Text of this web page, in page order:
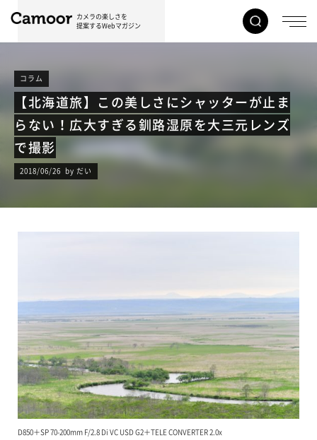
カメラの楽しさを
提案するWebマガジン
コラム
【北海道旅】この美しさにシャッターが止ま
らない！広大すぎる釧路湿原を大三元レンズ
で撮影
2018/06/26 by だい
D850＋SP 70-200mm F/2.8 Di VC USD G2＋TELE CONVERTER 2.0x